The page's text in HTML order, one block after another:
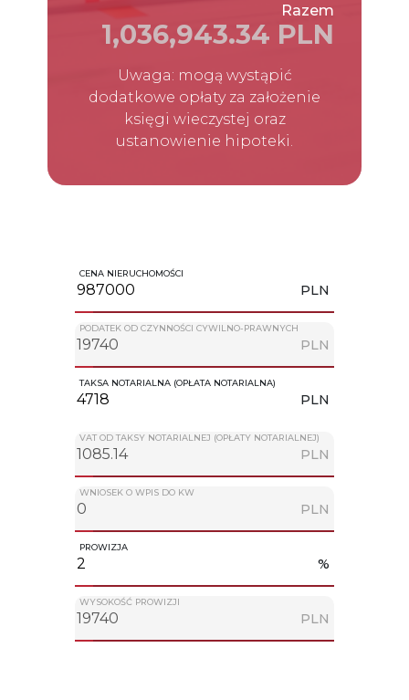
Razem
1,036,943.34 PLN
Uwaga: mogą wystąpić
dodatkowe opłaty za założenie
księgi wieczystej oraz
ustanowienie hipoteki.
CENA NIERUCHOMOŚCI
PLN
PODATEK OD CZYNNOŚCI CYWILNO-PRAWNYCH
PLN
TAKSA NOTARIALNA (OPŁATA NOTARIALNA)
PLN
VAT OD TAKSY NOTARIALNEJ (OPŁATY NOTARIALNEJ)
PLN
WNIOSEK O WPIS DO KW
PLN
PROWIZJA
%
WYSOKOŚĆ PROWIZJI
PLN